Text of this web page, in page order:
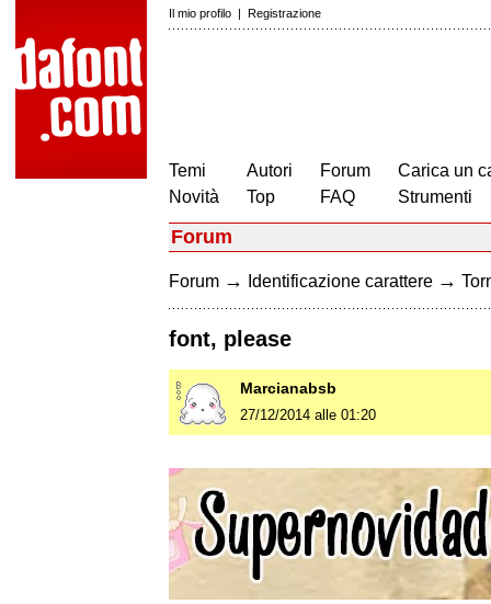
Il mio profilo | Registrazione
Temi
Novità
Autori
Top
Forum
FAQ
Carica un
Strumenti
Forum
Forum → Identificazione carattere →
font, please
Marcianabsb
27/12/2014 alle 01:20